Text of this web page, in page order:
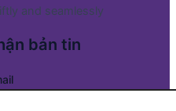
and seamlessly
bản tin